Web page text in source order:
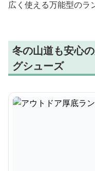
広く使える万能型のラ
冬の山道も安心
グシューズ